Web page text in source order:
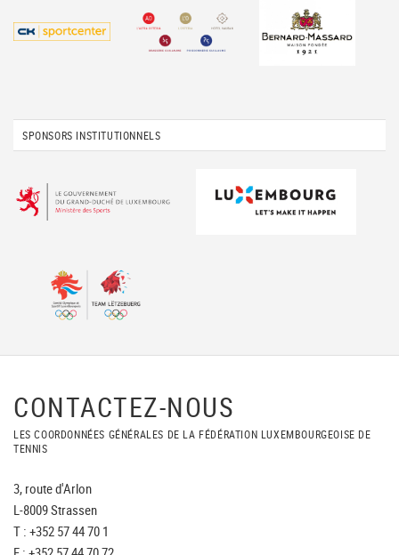
SPONSORS INSTITUTIONNELS
CONTACTEZ-NOUS
LES COORDONNÉES GÉNÉRALES DE LA FÉDÉRATION LUXEMBOURGEOISE DE
TENNIS
3, route d'Arlon
L-8009 Strassen
T : +352 57 44 70 1